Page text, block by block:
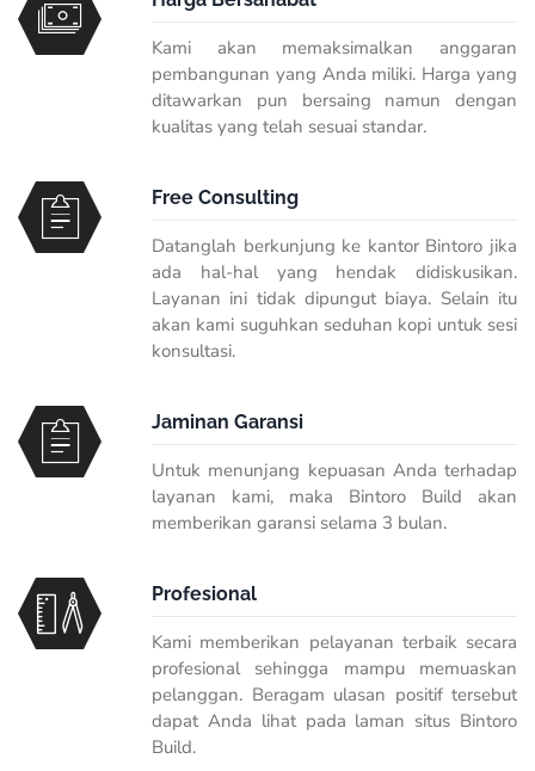
Kami akan memaksimalkan anggaran
pembangunan yang Anda miliki. Harga yang
ditawarkan pun bersaing namun dengan
kualitas yang telah sesuai standar.
Free Consulting
Datanglah berkunjung ke kantor Bintoro jika
ada hal-hal yang hendak didiskusikan.
Layanan ini tidak dipungut biaya. Selain itu
akan kami suguhkan seduhan kopi untuk sesi
konsultasi.
Jaminan Garansi
Untuk menunjang kepuasan Anda terhadap
layanan kami, maka Bintoro Build akan
memberikan garansi selama 3 bulan.
Profesional
Kami memberikan pelayanan terbaik secara
profesional sehingga mampu memuaskan
pelanggan. Beragam ulasan positif tersebut
dapat Anda lihat pada laman situs Bintoro
Build.